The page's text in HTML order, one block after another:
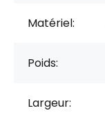
Matériel:
Poids:
Largeur: